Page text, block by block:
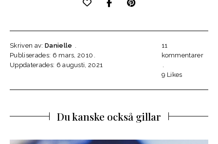
Skriven av: Danielle
Publiserades: 6 mars, 2010
Uppdaterades: 6 augusti, 2021
11
kommentarer
9 Likes
Du kanske också gillar